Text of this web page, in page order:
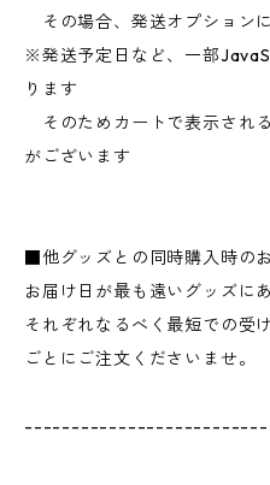
その場合、発送オプション
※発送予定日など、一部
ります
そのためカートで表示され
がございます
■他グッズとの同時購入時の
お届け日が最も遠いグッズに
それぞれなるべく最短での受
ごとにご注文くださいませ。